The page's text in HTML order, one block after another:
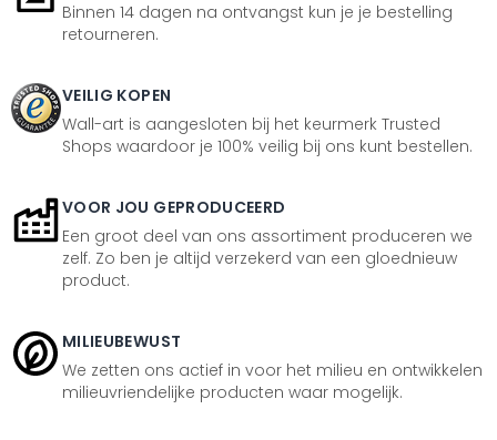
Binnen 14 dagen na ontvangst kun je je bestelling
retourneren.
VEILIG KOPEN
Wall-art is aangesloten bij het keurmerk Trusted
Shops waardoor je 100% veilig bij ons kunt bestellen.
VOOR JOU GEPRODUCEERD
Een groot deel van ons assortiment produceren we
zelf. Zo ben je altijd verzekerd van een gloednieuw
product.
MILIEUBEWUST
We zetten ons actief in voor het milieu en ontwikkelen
milieuvriendelijke producten waar mogelijk.